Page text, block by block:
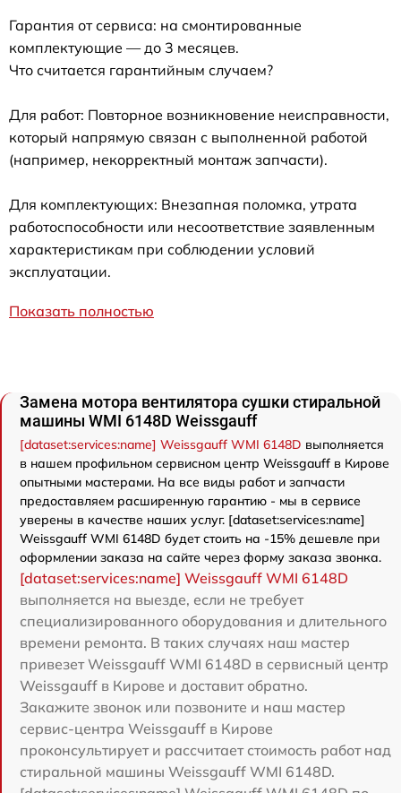
Гарантия от сервиса: на смонтированные
комплектующие — до 3 месяцев.
Что считается гарантийным случаем?
Для работ: Повторное возникновение неисправности,
который напрямую связан с выполненной работой
(например, некорректный монтаж запчасти).
Для комплектующих: Внезапная поломка, утрата
работоспособности или несоответствие заявленным
характеристикам при соблюдении условий
эксплуатации.
Показать полностью
Замена мотора вентилятора сушки стиральной
машины WMI 6148D Weissgauff
[dataset:services:name] Weissgauff WMI 6148D выполняется
в нашем профильном сервисном центр Weissgauff в Кирове
опытными мастерами. На все виды работ и запчасти
предоставляем расширенную гарантию - мы в сервисе
уверены в качестве наших услуг. [dataset:services:name]
Weissgauff WMI 6148D будет стоить на -15% дешевле при
оформлении заказа на сайте через форму заказа звонка.
[dataset:services:name] Weissgauff WMI 6148D
выполняется на выезде, если не требует
специализированного оборудования и длительного
времени ремонта. В таких случаях наш мастер
привезет Weissgauff WMI 6148D в сервисный центр
Weissgauff в Кирове и доставит обратно.
Закажите звонок или позвоните и наш мастер
сервис-центра Weissgauff в Кирове
проконсультирует и рассчитает стоимость работ над
стиральной машины Weissgauff WMI 6148D.